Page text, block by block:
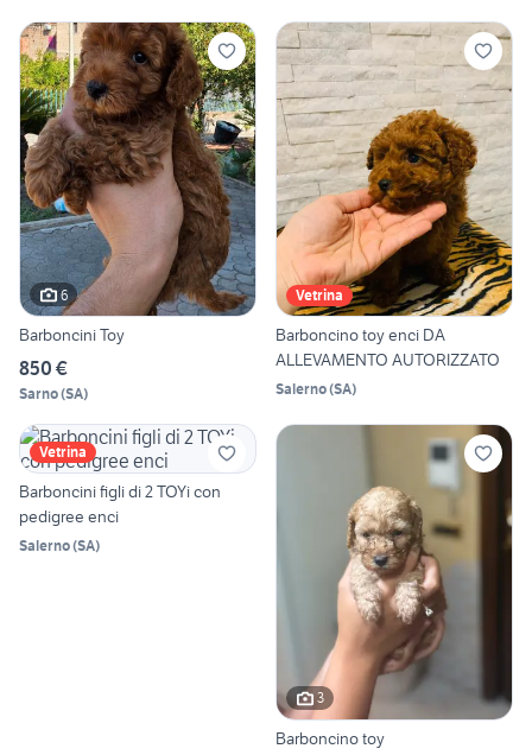
6
Barboncini Toy
850 €
Sarno(SA)
Vetrina
Barboncino toy enci DA
ALLEVAMENTO AUTORIZZATO
Salerno(SA)
Vetrina
Barboncini figli di 2 TOYi con
pedigree enci
Salerno(SA)
3
Barboncino toy